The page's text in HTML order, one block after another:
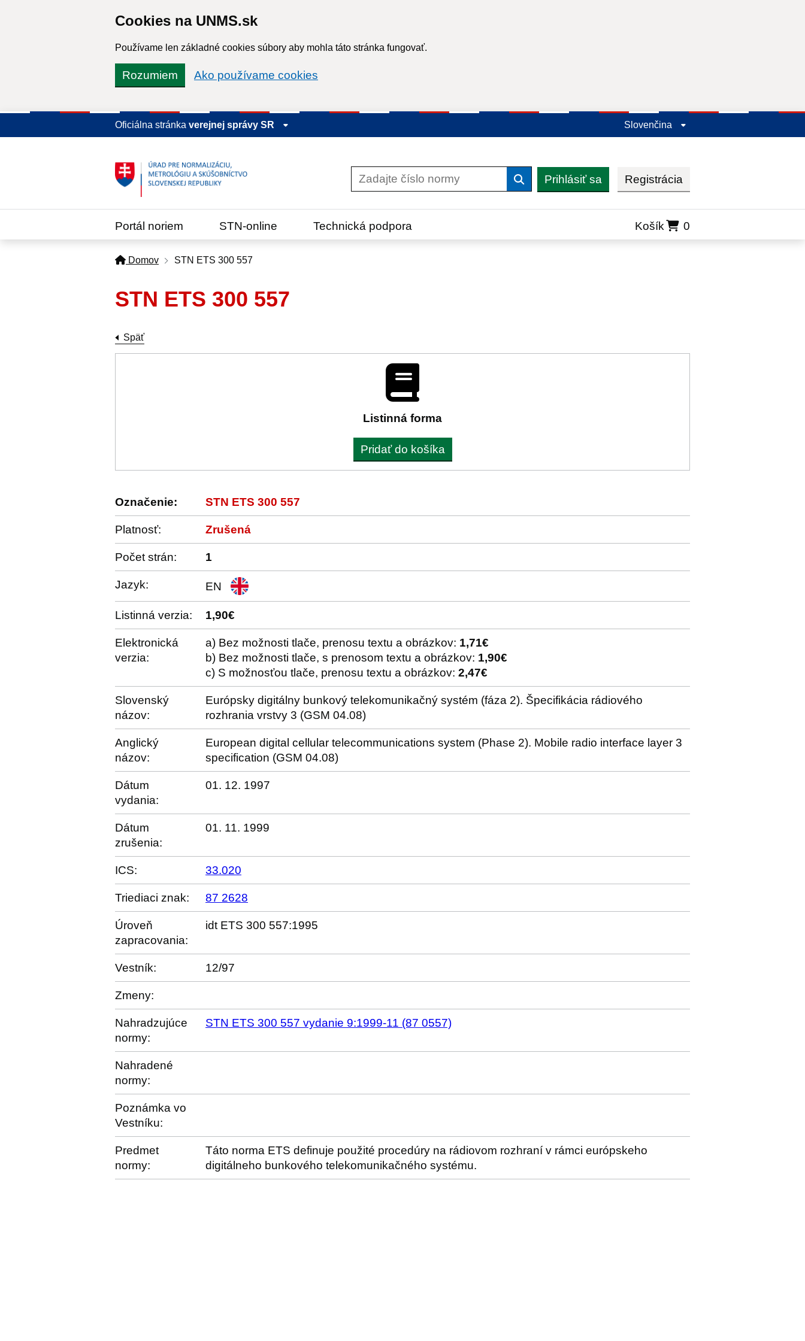
Cookies na UNMS.sk
Používame len základné cookies súbory aby mohla táto stránka fungovať.
Rozumiem Ako používame cookies
Oficiálna stránka verejnej správy SR Slovenčina
VyhľadaťPrihlásiť sa Registrácia
Portál noriem STN-online Technická podpora Košík 0
Domov STN ETS 300 557
STN ETS 300 557
Späť
Listinná forma
Pridať do košíka
Označenie: STN ETS 300 557
Platnosť: Zrušená
Počet strán: 1
Jazyk: EN
Listinná verzia: 1,90€
Elektronická
verzia:
a) Bez možnosti tlače, prenosu textu a obrázkov: 1,71€
b) Bez možnosti tlače, s prenosom textu a obrázkov: 1,90€
c) S možnosťou tlače, prenosu textu a obrázkov: 2,47€
Slovenský
názov:
Európsky digitálny bunkový telekomunikačný systém (fáza 2). Špecifikácia rádiového
rozhrania vrstvy 3 (GSM 04.08)
Anglický
názov:
European digital cellular telecommunications system (Phase 2). Mobile radio interface layer 3
specification (GSM 04.08)
Dátum
vydania:
01. 12. 1997
Dátum
zrušenia:
01. 11. 1999
ICS: 33.020
Triediaci znak: 87 2628
Úroveň
zapracovania:
idt ETS 300 557:1995
Vestník: 12/97
Zmeny:
Nahradzujúce
normy:
STN ETS 300 557 vydanie 9:1999-11 (87 0557)
Nahradené
normy:
Poznámka vo
Vestníku:
Predmet
normy:
Táto norma ETS definuje použité procedúry na rádiovom rozhraní v rámci európskeho
digitálneho bunkového telekomunikačného systému.